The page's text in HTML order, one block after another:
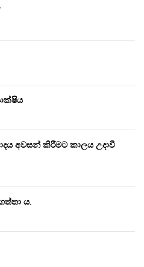
අවසන් කිරීමට කාලය උදාවී
ය.